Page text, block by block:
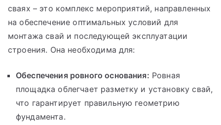
сваях – это комплекс мероприятий, направленных
на обеспечение оптимальных условий для
монтажа свай и последующей эксплуатации
строения. Она необходима для:
Обеспечения ровного основания: Ровная
площадка облегчает разметку и установку свай,
что гарантирует правильную геометрию
фундамента.